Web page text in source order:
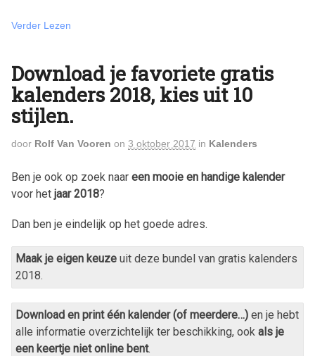
Verder Lezen
Download je favoriete gratis
kalenders 2018, kies uit 10
stijlen.
door Rolf Van Vooren on 3 oktober 2017 in Kalenders
Ben je ook op zoek naar een mooie en handige kalender
voor het jaar2018?
Dan ben je eindelijk op het goede adres.
Maak je eigen keuze uit deze bundel van gratis kalenders
2018.
Download en print één kalender (of meerdere…) en je hebt
alle informatie overzichtelijk ter beschikking, ook als je
een keertje niet online bent.